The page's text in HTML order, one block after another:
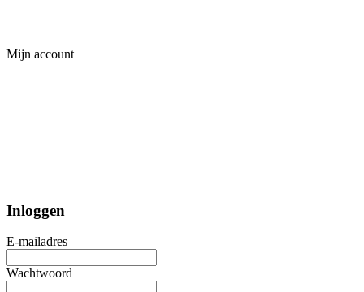
Mijn account
Inloggen
E-mailadres
Wachtwoord